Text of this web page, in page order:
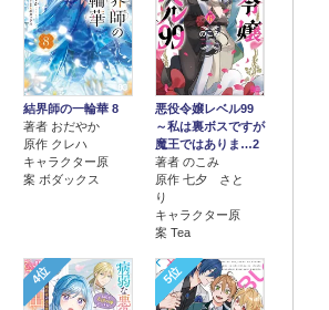
結界師の一輪華 8
著者 おだやか
原作 クレハ
キャラクター原
案 ボダックス
悪役令嬢レベル99
～私は裏ボスですが
魔王ではありま…2
著者 のこみ
原作 七夕 さと
り
キャラクター原
案 Tea
4位 5位